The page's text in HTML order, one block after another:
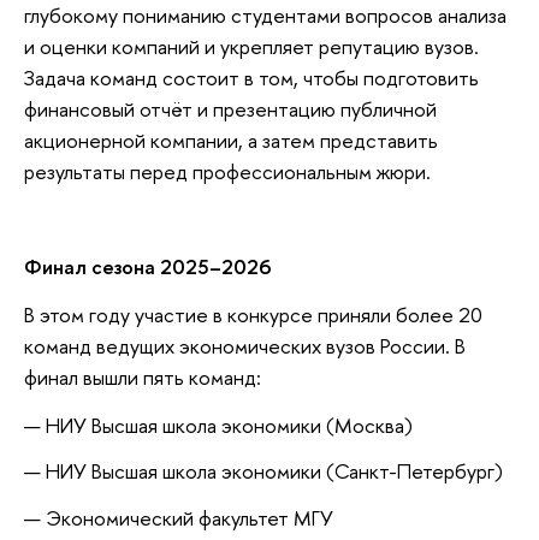
глубокому пониманию студентами вопросов анализа
и оценки компаний и укрепляет репутацию вузов.
Задача команд состоит в том, чтобы подготовить
финансовый отчёт и презентацию публичной
акционерной компании, а затем представить
результаты перед профессиональным жюри.
Финал сезона 2025–2026
В этом году участие в конкурсе приняли более 20
команд ведущих экономических вузов России. В
финал вышли пять команд:
НИУ Высшая школа экономики (Москва)
НИУ Высшая школа экономики (Санкт-Петербург)
Экономический факультет МГУ